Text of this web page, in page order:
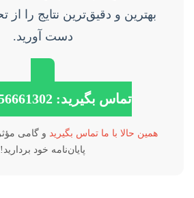
بهترین و دقیق‌ترین نتایج را از
دست آورید.
تماس بگیرید: 09356661302
همین حالا با ما تماس بگیرید و گامی
پایان‌نامه خود بردارید!